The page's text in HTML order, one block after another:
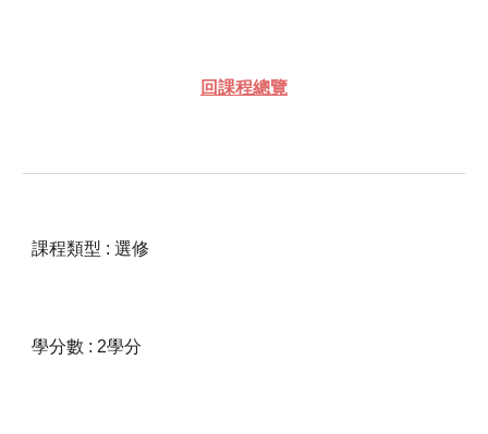
回課程總覽
課程類型 :選修
學分數 : 2學分